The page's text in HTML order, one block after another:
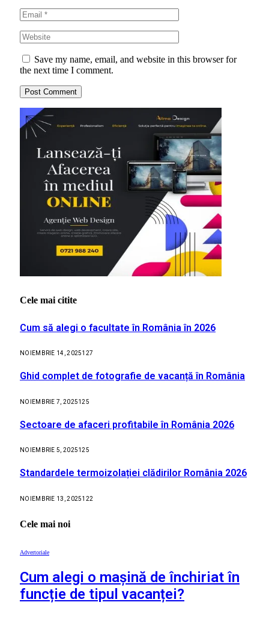
Save my name, email, and website in this browser for
the next time I comment.
Cele mai citite
Cum să alegi o facultate în România în 2026
NOIEMBRIE 14, 2025127
Ghid complet de fotografie de vacanță în România
NOIEMBRIE 7, 2025125
Sectoare de afaceri profitabile în România 2026
NOIEMBRIE 5, 2025125
Standardele termoizolației clădirilor România 2026
NOIEMBRIE 13, 2025122
Cele mai noi
Advertoriale
Cum alegi o mașină de închiriat în
funcție de tipul vacanței?